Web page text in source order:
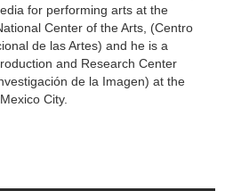
for performing arts at the
Center of the Arts, (Centro
de las Artes) and he is a
and Research Center
de la Imagen) at the
City.